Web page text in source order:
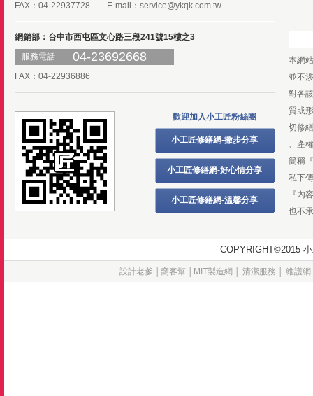
FAX：04-22937728 E-mail： service@ykqk.com.tw
網銷部：台中市西屯區文心路三段241號15樓之3
服務電話
04-23692668
FAX：04-22936886
歡迎加入小工匠粉絲團
小工匠修繕網-撇步分享
小工匠修繕網-好心情分享
小工匠修繕網-溫馨分享
本網
並不
對各
質或
切修
、產
簡稱
私下
『內
也不
設計老爹 窩客幫│ MIT製造網 清潔服務 維護網